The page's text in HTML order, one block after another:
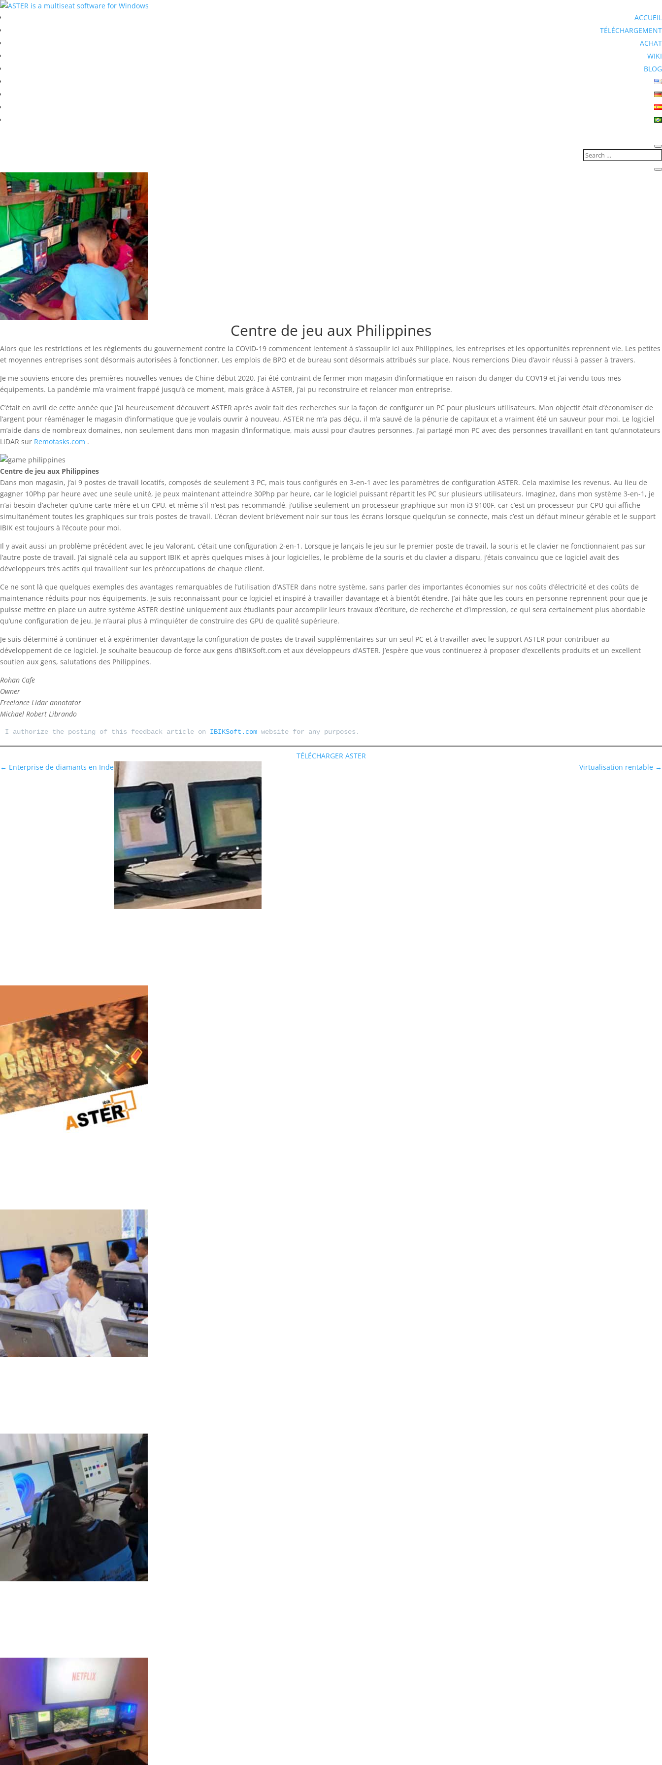
ACCUEIL
TÉLÉCHARGEMENT
ACHAT
WIKI
BLOG
Centre de jeu aux Philippines
Alors que les restrictions et les règlements du gouvernement contre la COVID-19 commencent lentement à s’assouplir ici aux Philippines, les entreprises et les opportunités reprennent vie. Les petites
et moyennes entreprises sont désormais autorisées à fonctionner. Les emplois de BPO et de bureau sont désormais attribués sur place. Nous remercions Dieu d’avoir réussi à passer à travers.
Je me souviens encore des premières nouvelles venues de Chine début 2020. J’ai été contraint de fermer mon magasin d’informatique en raison du danger du COV19 et j’ai vendu tous mes
équipements. La pandémie m’a vraiment frappé jusqu’à ce moment, mais grâce à ASTER, j’ai pu reconstruire et relancer mon entreprise.
C’était en avril de cette année que j’ai heureusement découvert ASTER après avoir fait des recherches sur la façon de configurer un PC pour plusieurs utilisateurs. Mon objectif était d’économiser de
l’argent pour réaménager le magasin d’informatique que je voulais ouvrir à nouveau. ASTER ne m’a pas déçu, il m’a sauvé de la pénurie de capitaux et a vraiment été un sauveur pour moi. Le logiciel
m’aide dans de nombreux domaines, non seulement dans mon magasin d’informatique, mais aussi pour d’autres personnes. J’ai partagé mon PC avec des personnes travaillant en tant qu’annotateurs
LiDAR sur Remotasks.com .
Centre de jeu aux Philippines
Dans mon magasin, j’ai 9 postes de travail locatifs, composés de seulement 3 PC, mais tous configurés en 3-en-1 avec les paramètres de configuration ASTER. Cela maximise les revenus. Au lieu de
gagner 10Php par heure avec une seule unité, je peux maintenant atteindre 30Php par heure, car le logiciel puissant répartit les PC sur plusieurs utilisateurs. Imaginez, dans mon système 3-en-1, je
n’ai besoin d’acheter qu’une carte mère et un CPU, et même s’il n’est pas recommandé, j’utilise seulement un processeur graphique sur mon i3 9100F, car c’est un processeur pur CPU qui affiche
simultanément toutes les graphiques sur trois postes de travail. L’écran devient brièvement noir sur tous les écrans lorsque quelqu’un se connecte, mais c’est un défaut mineur gérable et le support
IBIK est toujours à l’écoute pour moi.
Il y avait aussi un problème précédent avec le jeu Valorant, c’était une configuration 2-en-1. Lorsque je lançais le jeu sur le premier poste de travail, la souris et le clavier ne fonctionnaient pas sur
l’autre poste de travail. J’ai signalé cela au support IBIK et après quelques mises à jour logicielles, le problème de la souris et du clavier a disparu, j’étais convaincu que ce logiciel avait des
développeurs très actifs qui travaillent sur les préoccupations de chaque client.
Ce ne sont là que quelques exemples des avantages remarquables de l’utilisation d’ASTER dans notre système, sans parler des importantes économies sur nos coûts d’électricité et des coûts de
maintenance réduits pour nos équipements. Je suis reconnaissant pour ce logiciel et inspiré à travailler davantage et à bientôt étendre. J’ai hâte que les cours en personne reprennent pour que je
puisse mettre en place un autre système ASTER destiné uniquement aux étudiants pour accomplir leurs travaux d’écriture, de recherche et d’impression, ce qui sera certainement plus abordable
qu’une configuration de jeu. Je n’aurai plus à m’inquiéter de construire des GPU de qualité supérieure.
Je suis déterminé à continuer et à expérimenter davantage la configuration de postes de travail supplémentaires sur un seul PC et à travailler avec le support ASTER pour contribuer au
développement de ce logiciel. Je souhaite beaucoup de force aux gens d’IBIKSoft.com et aux développeurs d’ASTER. J’espère que vous continuerez à proposer d’excellents produits et un excellent
soutien aux gens, salutations des Philippines.
Rohan Cafe
Owner
Freelance Lidar annotator
Michael Robert Librando
I authorize the posting of this feedback article on IBIKSoft.com website for any purposes.
TÉLÉCHARGER ASTER
← Enterprise de diamants en Inde Virtualisation rentable →